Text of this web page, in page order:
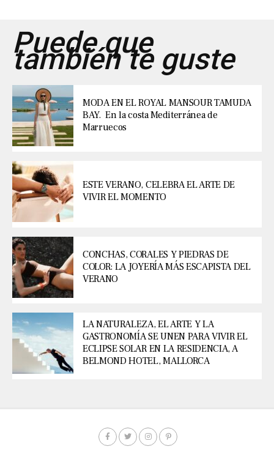
Puede que
también te guste
MODA EN EL ROYAL MANSOUR TAMUDA
BAY. En la costa Mediterránea de
Marruecos
ESTE VERANO, CELEBRA EL ARTE DE
VIVIR EL MOMENTO
CONCHAS, CORALES Y PIEDRAS DE
COLOR: LA JOYERÍA MÁS ESCAPISTA DEL
VERANO
LA NATURALEZA, EL ARTE Y LA
GASTRONOMÍA SE UNEN PARA VIVIR EL
ECLIPSE SOLAR EN LA RESIDENCIA, A
BELMOND HOTEL, MALLORCA